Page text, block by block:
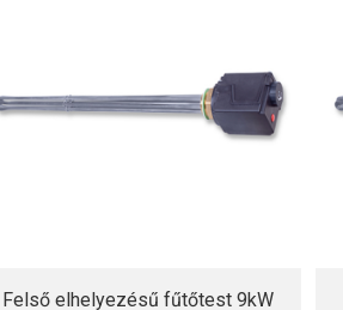
Felső elhelyezésű fűtőtest 9kW